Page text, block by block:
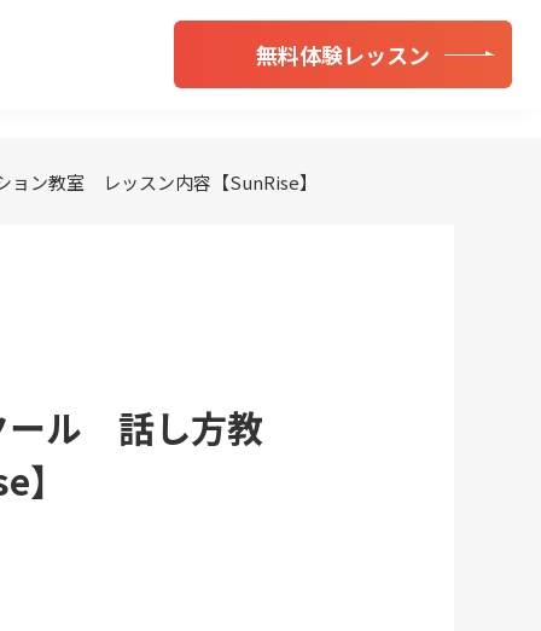
無料体験レッスン
ン教室 レッスン内容【SunRise】
ール 話し方教